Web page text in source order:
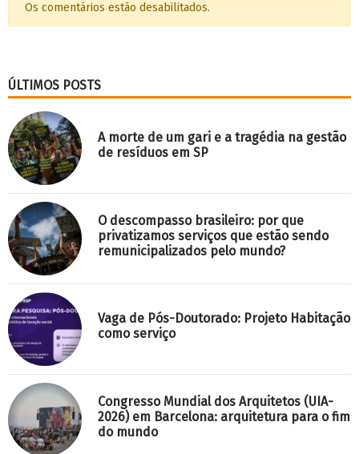
Os comentários estão desabilitados.
ÚLTIMOS POSTS
A morte de um gari e a tragédia na gestão
de resíduos em SP
O descompasso brasileiro: por que
privatizamos serviços que estão sendo
remunicipalizados pelo mundo?
Vaga de Pós-Doutorado: Projeto Habitação
como serviço
Congresso Mundial dos Arquitetos (UIA-
2026) em Barcelona: arquitetura para o fim
do mundo